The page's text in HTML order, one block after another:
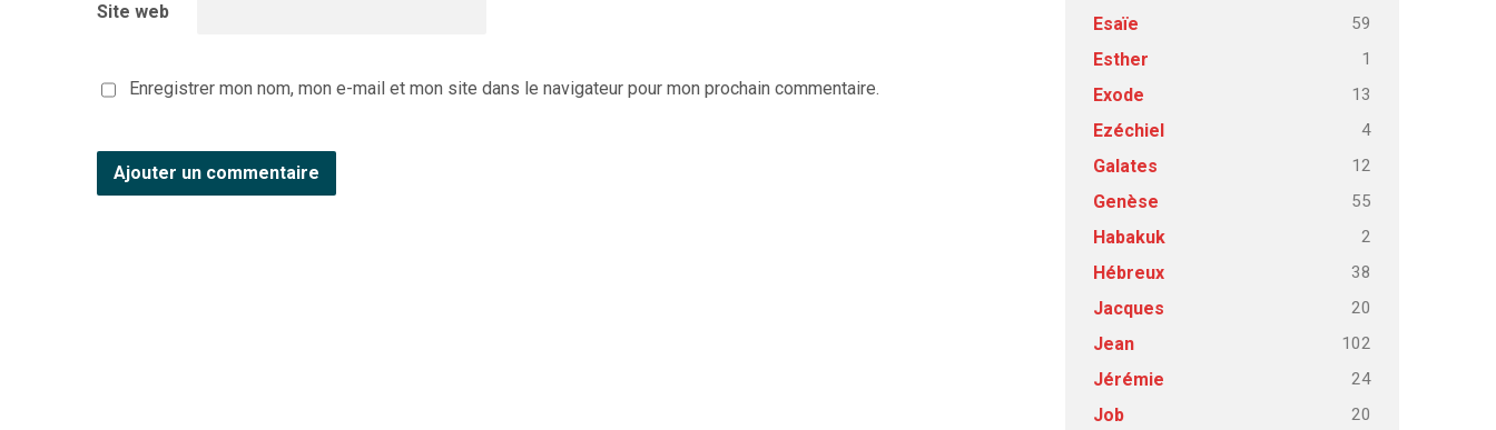
Site web
Enregistrer mon nom, mon e-mail et mon site dans le navigateur pour mon prochain commentaire.
Esaïe 59
Esther 1
Exode 13
Ezéchiel 4
Galates 12
Genèse 55
Habakuk 2
Hébreux 38
Jacques 20
Jean 102
Jérémie 24
Job 20